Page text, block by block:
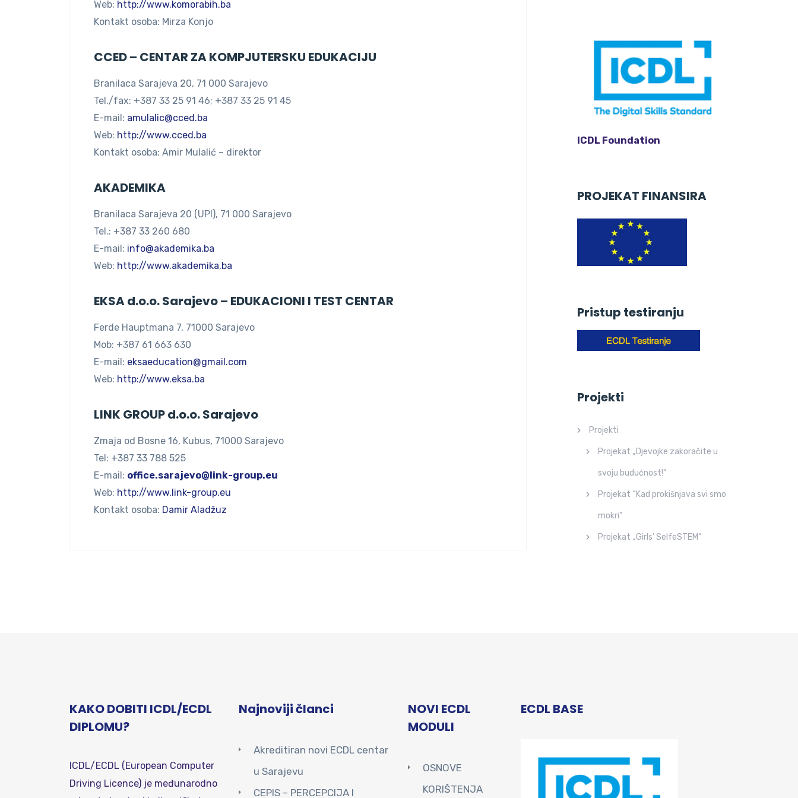
Web: http://www.komorabih.ba
Kontakt osoba: Mirza Konjo
CCED – CENTAR ZA KOMPJUTERSKU EDUKACIJU
Branilaca Sarajeva 20, 71 000 Sarajevo
Tel./fax: +387 33 25 91 46; +387 33 25 91 45
E-mail: amulalic@cced.ba
Web: http://www.cced.ba
Kontakt osoba: Amir Mulalić – direktor
AKADEMIKA
Branilaca Sarajeva 20 (UPI), 71 000 Sarajevo
Tel.: +387 33 260 680
E-mail: info@akademika.ba
Web: http://www.akademika.ba
EKSA d.o.o. Sarajevo – EDUKACIONI I TEST CENTAR
Ferde Hauptmana 7, 71000 Sarajevo
Mob: +387 61 663 630
E-mail: eksaeducation@gmail.com
Web: http://www.eksa.ba
LINK GROUP d.o.o. Sarajevo
Zmaja od Bosne 16, Kubus, 71000 Sarajevo
Tel: +387 33 788 525
E-mail: office.sarajevo@link-group.eu
Web: http://www.link-group.eu
Kontakt osoba: Damir Aladžuz
ICDL Foundation
PROJEKAT FINANSIRA
Pristup testiranju
Projekti
Projekti
Projekat „Djevojke zakoračite u
svoju budućnost!“
Projekat “Kad prokišnjava svi smo
mokri”
Projekat „Girls’ SelfeSTEM“
KAKO DOBITI ICDL/ECDL
DIPLOMU?
ICDL/ECDL (European Computer
Driving Licence) je međunarodno
Najnoviji članci
Akreditiran novi ECDL centar
u Sarajevu
CEPIS – PERCEPCIJA I
NOVI ECDL
MODULI
OSNOVE
KORIŠTENJA
ECDL BASE